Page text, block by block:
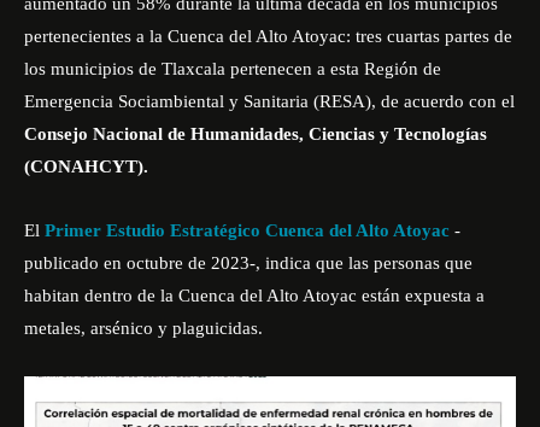
pertenecientes a la Cuenca del Alto Atoyac: tres cuartas partes de
los municipios de Tlaxcala pertenecen a esta Región de
Emergencia Sociambiental y Sanitaria (RESA), de acuerdo con el
Consejo Nacional de Humanidades, Ciencias y Tecnologías
(CONAHCYT).
El Primer Estudio Estratégico Cuenca del Alto Atoyac -
publicado en octubre de 2023-, indica que las personas que
habitan dentro de la Cuenca del Alto Atoyac están expuesta a
metales, arsénico y plaguicidas.